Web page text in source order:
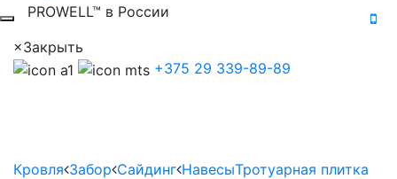
PROWELL™ в России
×Закрыть
+375 29 339-89-89
Кровля Забор Сайдинг НавесыТротуарная плитка